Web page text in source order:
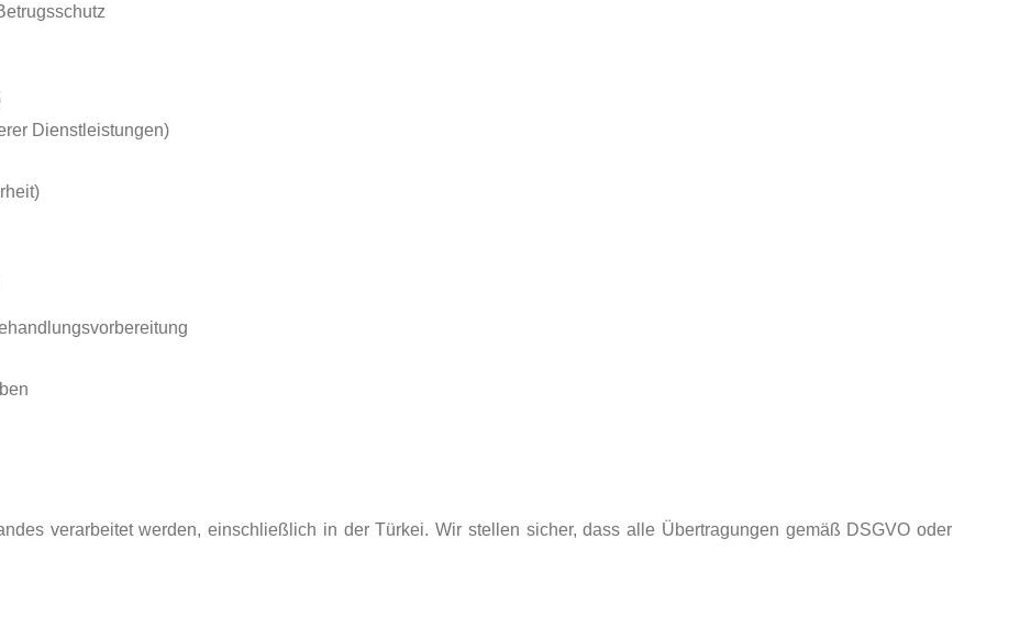
Dienstleistungen)
verarbeitet werden, einschließlich in der Türkei. Wir stellen sicher, dass alle Übertragungen gemäß DSGVO oder